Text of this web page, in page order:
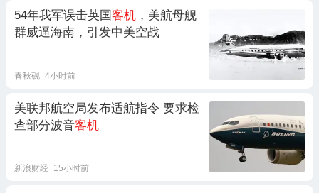
54年我军误击英国客机 ，美航母舰
群威逼海南，引发中美空战
春秋砚 4小时前
美联邦航空局发布适航指令 要求检
查部分波音客机
新浪财经 15小时前